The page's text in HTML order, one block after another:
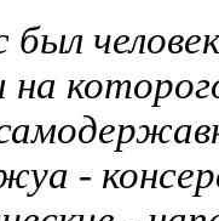
на
-